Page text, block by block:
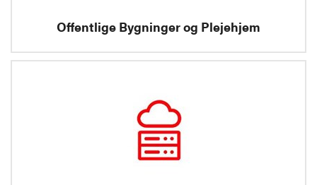
Offentlige Bygninger og Plejehjem